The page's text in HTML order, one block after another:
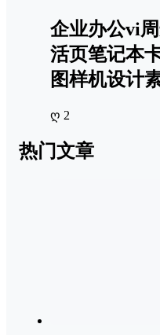
企业办公vi
活页笔记本
图样机设计
ღ 2
热门文章